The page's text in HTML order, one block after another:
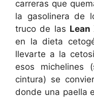
carreras que
la gasolinera de
truco de las Lean
en la dieta
llevarte a la
esos michelines
cintura) se
donde una paella